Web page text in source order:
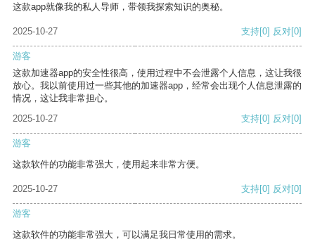
这款app就像我的私人导师，带领我探索知识的奥秘。
2025-10-27 支持[0] 反对[0]
游客
这款加速器app的安全性很高，使用过程中不会泄露个人信息，这让我很
放心。我以前使用过一些其他的加速器app，经常会出现个人信息泄露的
情况，这让我非常担心。
2025-10-27
支持[0] 反对[0]
游客
这款软件的功能非常强大，使用起来非常方便。
2025-10-27 支持[0] 反对[0]
游客
这款软件的功能非常强大，可以满足我日常使用的需求。